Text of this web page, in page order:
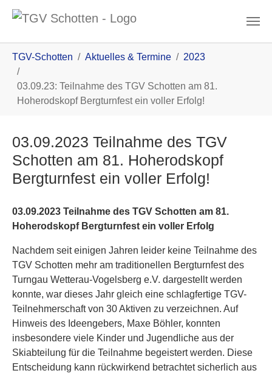
TGV-Schotten Aktuelles & Termine 2023
03.09.23: Teilnahme des TGV Schotten am 81.
Hoherodskopf Bergturnfest ein voller Erfolg!
03.09.2023 Teilnahme des TGV
Schotten am 81. Hoherodskopf
Bergturnfest ein voller Erfolg!
03.09.2023 Teilnahme des TGV Schotten am 81.
Hoherodskopf Bergturnfest ein voller Erfolg
Nachdem seit einigen Jahren leider keine Teilnahme des
TGV Schotten mehr am traditionellen Bergturnfest des
Turngau Wetterau-Vogelsberg e.V. dargestellt werden
konnte, war dieses Jahr gleich eine schlagfertige TGV-
Teilnehmerschaft von 30 Aktiven zu verzeichnen. Auf
Hinweis des Ideengebers, Maxe Böhler, konnten
insbesondere viele Kinder und Jugendliche aus der
Skiabteilung für die Teilnahme begeistert werden. Diese
Entscheidung kann rückwirkend betrachtet sicherlich aus